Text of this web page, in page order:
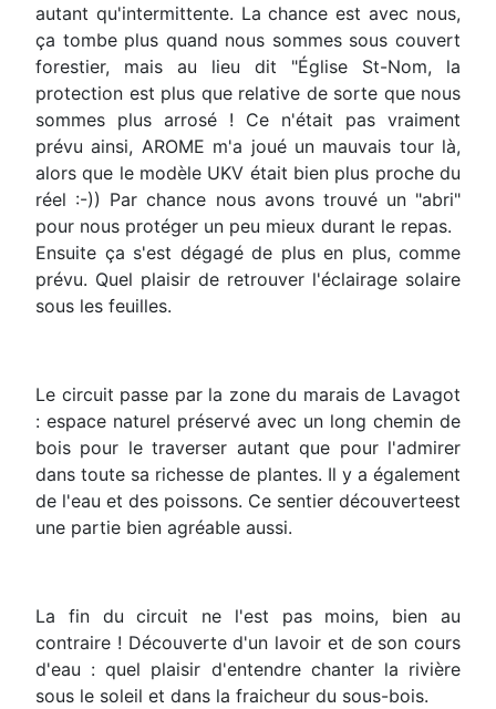
autant qu'intermittente. La chance est avec nous,
ça tombe plus quand nous sommes sous couvert
forestier, mais au lieu dit "Église St-Nom, la
protection est plus que relative de sorte que nous
sommes plus arrosé ! Ce n'était pas vraiment
prévu ainsi, AROME m'a joué un mauvais tour là,
alors que le modèle UKV était bien plus proche du
réel :-)) Par chance nous avons trouvé un "abri"
pour nous protéger un peu mieux durant le repas.
Ensuite ça s'est dégagé de plus en plus, comme
prévu. Quel plaisir de retrouver l'éclairage solaire
sous les feuilles.
Le circuit passe par la zone du marais de Lavagot
: espace naturel préservé avec un long chemin de
bois pour le traverser autant que pour l'admirer
dans toute sa richesse de plantes. Il y a également
de l'eau et des poissons. Ce sentier découverteest
une partie bien agréable aussi.
La fin du circuit ne l'est pas moins, bien au
contraire ! Découverte d'un lavoir et de son cours
d'eau : quel plaisir d'entendre chanter la rivière
sous le soleil et dans la fraicheur du sous-bois.